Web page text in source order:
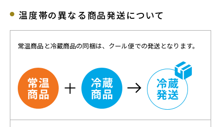
温度帯の異なる商品発送について
常温商品と冷蔵商品の同梱は、クール便での発送となります。